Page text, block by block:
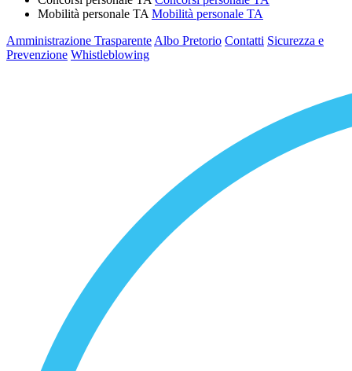
Mobilità personale TA Mobilità personale TA
Amministrazione Trasparente Albo Pretorio Contatti Sicurezza e
Prevenzione Whistleblowing